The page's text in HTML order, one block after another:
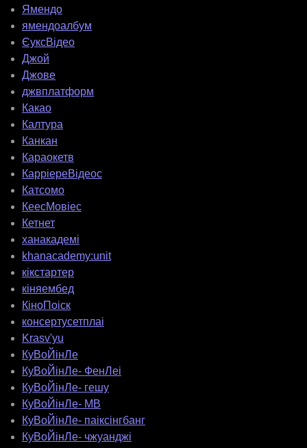
Ямендо
ямендоалбум
ЄуксВідео
Джой
Джове
джвплатформ
Какао
Калтура
Канкан
Караокетв
КарріереВідеос
Катсомо
КеесМовіес
Кетнет
ханакадемі
khanacademy:unit
кікстартер
кіняембед
КіноПоіск
консертусетплаі
Krasv'yu
КуВоЙінЛе
КуВоЙінЛе- ФенЛеі
КуВоЙінЛе- гешу
КуВоЙінЛе- МВ
КуВоЙінЛе- паіксінгбанг
КуВоЙінЛе- чжуанджі